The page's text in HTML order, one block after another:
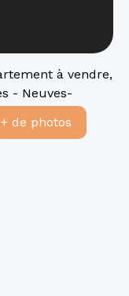
+ de photos